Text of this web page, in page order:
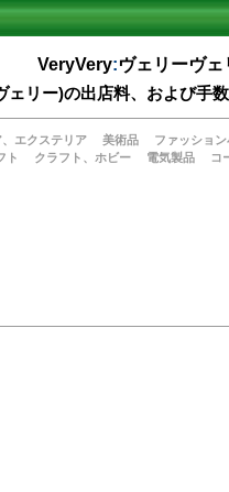
VeryVery:ヴェリーヴェ
リー)の出店料、および手
エクステリア 美術品 ファッション
ト クラフト、ホビー 電気製品 コ